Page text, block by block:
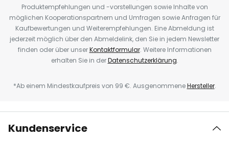
Produktempfehlungen und -vorstellungen sowie Inhalte von
möglichen Kooperationspartnern und Umfragen sowie Anfragen für
Kaufbewertungen und Weiterempfehlungen. Eine Abmeldung ist
jederzeit möglich über den Abmeldelink, den Sie in jedem Newsletter
finden oder über unserKontaktformular. Weitere Informationen
erhalten Sie in derDatenschutzerklärung.
*Ab einem Mindestkaufpreis von 99 €. AusgenommeneHersteller.
Kundenservice